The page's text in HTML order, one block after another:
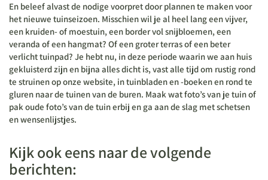
En beleef alvast de nodige voorpret door plannen te maken voor
het nieuwe tuinseizoen. Misschien wil je al heel lang een vijver,
een kruiden- of moestuin, een border vol snijbloemen, een
veranda of een hangmat? Of een groter terras of een beter
verlicht tuinpad? Je hebt nu, in deze periode waarin we aan huis
gekluisterd zijn en bijna alles dicht is, vast alle tijd om rustig rond
te struinen op onze website, in tuinbladen en -boeken en rond te
gluren naar de tuinen van de buren. Maak wat foto’s van je tuin of
pak oude foto’s van de tuin erbij en ga aan de slag met schetsen
en wensenlijstjes.
Kijk ook eens naar de volgende
berichten: